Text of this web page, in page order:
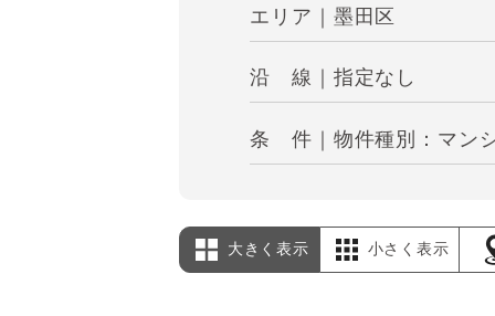
エリア｜墨田区
沿 線｜指定なし
条 件｜物件種別：マン
大きく表示 小さく表示